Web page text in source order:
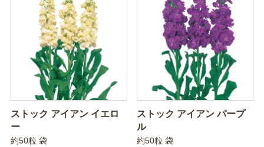
ストック アイアン イエロ
ー
約50粒 袋
ストック アイアン パープ
ル
約50粒 袋